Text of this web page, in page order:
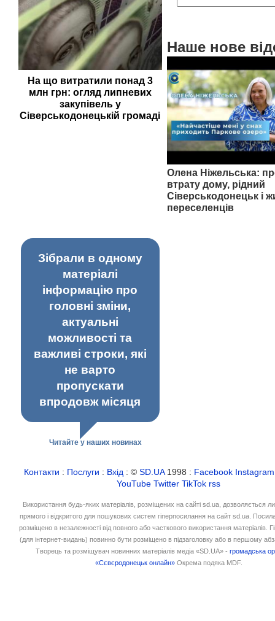
На що витратили понад 3
млн грн: огляд липневих
закупівель у
Сіверськодонецькій громаді
Наше нове
Олена Ніжельська:
втрату дому, рідний
Сіверськодонецьк і
переселенців
Зібрали в одному
матеріалі
інформацію про
головні зміни,
актуальні
можливості та
важливі строки, які
не варто
пропускати
впродовж місяця
Читайте у наших новинах
Контакти : Послуги : Вхід : ©SD.UA1998 : Facebook Instagram
YouTube Twitter TikTok rss
Використання будь-яких матеріалів, розміщених на сайті sd.ua, дозволяється
прямого і відкритого для пошукових систем гіперпосилання на сайт sd.ua.
розміщено в незалежності від повного або часткового використання матеріалів.
(для інтернет-видань) повинно бути розміщено в підзаголовку або в першому
Творець та розміщувач новинних матеріалів медіа «SD.UA» -громадська
«Сєвєродонецьк онлайн» Окрема подяка MDF.